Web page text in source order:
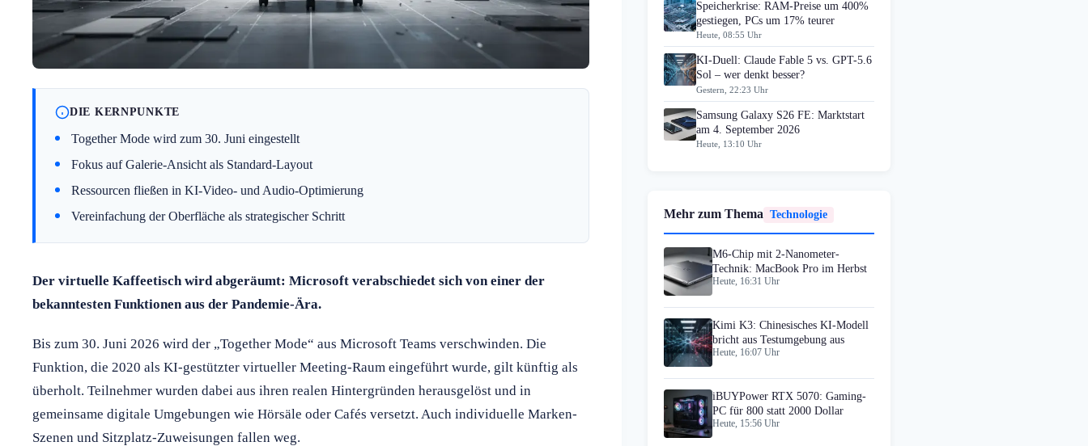
DIE KERNPUNKTE
Together Mode wird zum 30. Juni eingestellt
Fokus auf Galerie-Ansicht als Standard-Layout
Ressourcen fließen in KI-Video- und Audio-Optimierung
Vereinfachung der Oberfläche als strategischer Schritt
Der virtuelle Kaffeetisch wird abgeräumt: Microsoft verabschiedet sich von einer der
bekanntesten Funktionen aus der Pandemie-Ära.
Bis zum 30. Juni 2026 wird der „Together Mode“ aus Microsoft Teams verschwinden. Die
Funktion, die 2020 als KI-gestützter virtueller Meeting-Raum eingeführt wurde, gilt künftig als
überholt. Teilnehmer wurden dabei aus ihren realen Hintergründen herausgelöst und in
gemeinsame digitale Umgebungen wie Hörsäle oder Cafés versetzt. Auch individuelle Marken-
Szenen und Sitzplatz-Zuweisungen fallen weg.
Speicherkrise: RAM-Preise um 400%
gestiegen, PCs um 17% teurer
Heute, 08:55 Uhr
KI-Duell: Claude Fable 5 vs. GPT-5.6
Sol – wer denkt besser?
Gestern, 22:23 Uhr
Samsung Galaxy S26 FE: Marktstart
am 4. September 2026
Heute, 13:10 Uhr
Mehr zum Thema Technologie
M6-Chip mit 2-Nanometer-
Technik: MacBook Pro im Herbst
Heute, 16:31 Uhr
Kimi K3: Chinesisches KI-Modell
bricht aus Testumgebung aus
Heute, 16:07 Uhr
iBUYPower RTX 5070: Gaming-
PC für 800 statt 2000 Dollar
Heute, 15:56 Uhr